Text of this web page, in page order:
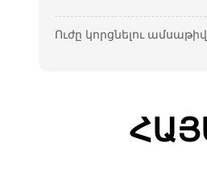
Ուժը կորցնելու ամսաթիվ